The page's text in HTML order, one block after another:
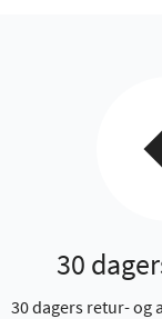
30
30 dagers retur- og